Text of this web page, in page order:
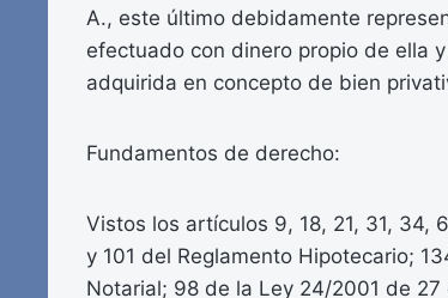
A., este último debidamente
efectuado con dinero propio de ella
adquirida en concepto de bien
Fundamentos de derecho:
Vistos los artículos 9, 18, 21, 31,
y 101 del Reglamento Hipotecario;
Notarial; 98 de la Ley 24/2001 de